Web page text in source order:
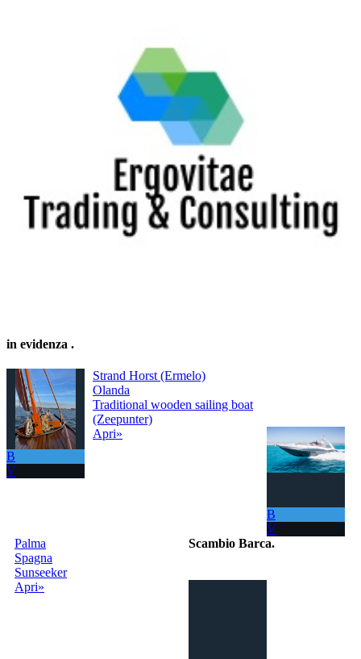
in evidenza .
B
V
Strand Horst (Ermelo)
Olanda
Traditional wooden sailing boat
(Zeepunter)
Apri»
B
V
Palma
Spagna
Sunseeker
Apri»
Scambio Barca.